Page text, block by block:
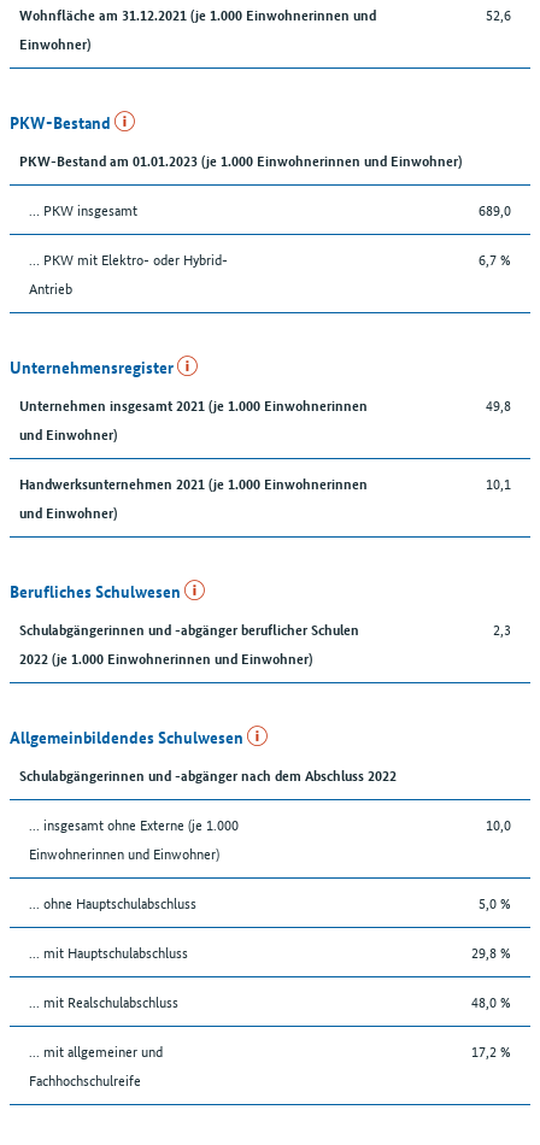
Wohnfläche am 31.12.2021 (je 1.000 Einwohnerinnen und
Einwohner)
52,6
PKW-Bestand
PKW-Bestand am 01.01.2023 (je 1.000 Einwohnerinnen und Einwohner)
… PKW insgesamt 689,0
… PKW mit Elektro- oder Hybrid-
Antrieb
6,7 %
Unternehmensregister
Unternehmen insgesamt 2021 (je 1.000 Einwohnerinnen
und Einwohner)
49,8
Handwerksunternehmen 2021 (je 1.000 Einwohnerinnen
und Einwohner)
10,1
Berufliches Schulwesen
Schulabgängerinnen und -abgänger beruflicher Schulen
2022 (je 1.000 Einwohnerinnen und Einwohner)
2,3
Allgemeinbildendes Schulwesen
Schulabgängerinnen und -abgänger nach dem Abschluss 2022
... insgesamt ohne Externe (je 1.000
Einwohnerinnen und Einwohner)
10,0
... ohne Hauptschulabschluss 5,0 %
... mit Hauptschulabschluss 29,8 %
... mit Realschulabschluss 48,0 %
... mit allgemeiner und
Fachhochschulreife
17,2 %